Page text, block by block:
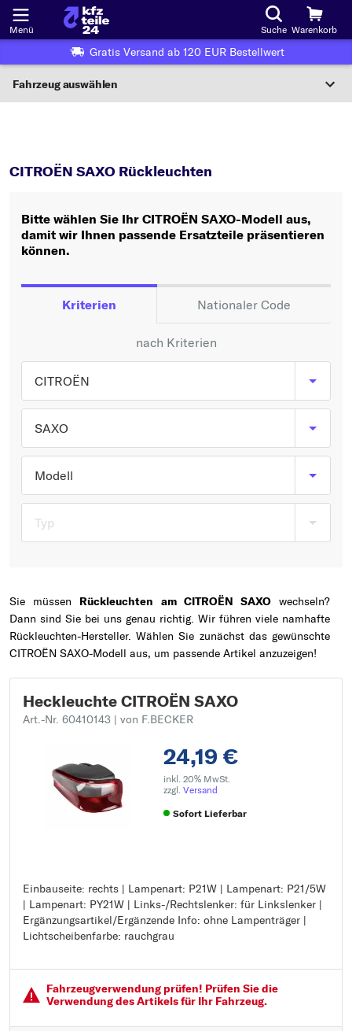
Menü Suche Warenkorb
Gratis Versand ab 120 EUR Bestellwert
Fahrzeug auswählen
Wo finde ich die?
Oder
Oder Fahrzeugauswahl nach Kriterien:
Hersteller wählen
Typ wählen
CITROËN SAXO Rückleuchten
Bitte wählen Sie Ihr CITROËN SAXO-Modell aus,
damit wir Ihnen passende Ersatzteile präsentieren
können.
Kriterien Nationaler Code
nach Kriterien
CITROËN
SAXO
Modell
Typ
Sie müssen Rückleuchten am CITROËN SAXOwechseln?
Dann sind Sie bei uns genau richtig. Wir führen viele namhafte
Rückleuchten-Hersteller. Wählen Sie zunächst das gewünschte
CITROËN SAXO-Modell aus, um passende Artikel anzuzeigen!
Heckleuchte CITROËN SAXO
Art.-Nr. 60410143 | von F.BECKER
24,19 €
inkl. 20% MwSt.
zzgl. Versand
Sofort Lieferbar
Einbauseite: rechts | Lampenart: P21W | Lampenart: P21/5W
| Lampenart: PY21W | Links-/Rechtslenker: für Linkslenker |
Ergänzungsartikel/Ergänzende Info: ohne Lampenträger |
Lichtscheibenfarbe: rauchgrau
Einbauseite: rechts
Lampenart: P21W
Lampenart: P21/5W
Lampenart: PY21W
Ergänzungsartikel/Ergänzende Info: ohne Lampenträger
Lichtscheibenfarbe: rauchgrau
Fahrzeugver­wendung prüfen! Prüfen Sie die
Verwendung des Artikels für Ihr Fahrzeug.